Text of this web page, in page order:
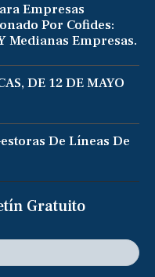
Empresas
Por Cofides:
Medianas Empresas.
DE 12 DE MAYO
De Líneas De
Gratuito